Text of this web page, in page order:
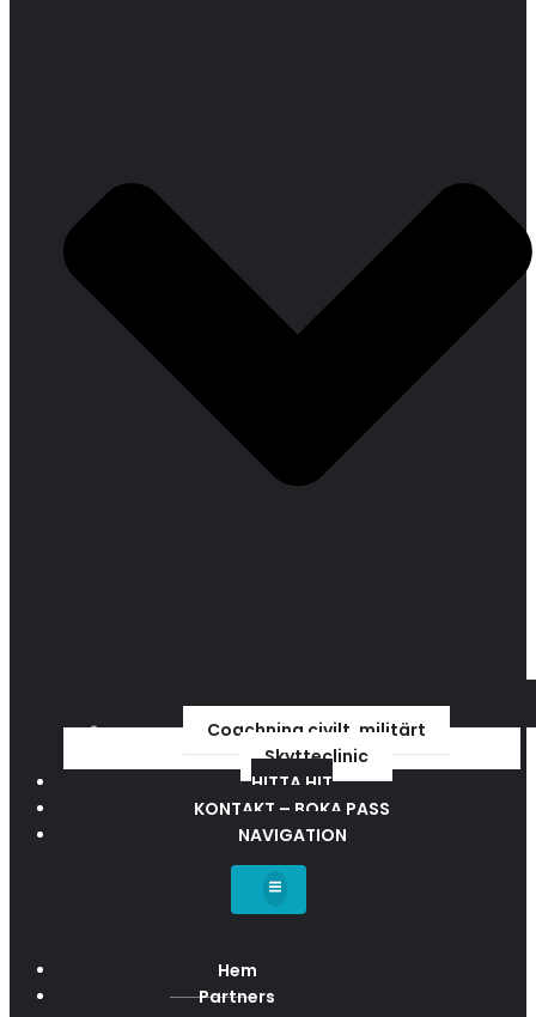
Coachning civilt, militärt
Skytteclinic
HITTA HIT
KONTAKT – BOKA PASS
NAVIGATION
Hem
Partners